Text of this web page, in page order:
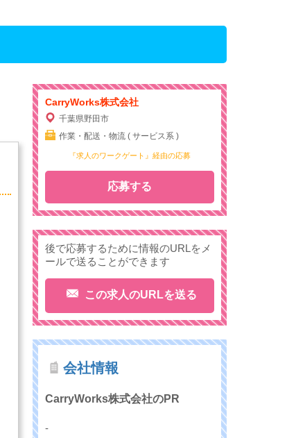
CarryWorks株式会社
千葉県野田市
作業・配送・物流 ( サービス系 )
『求人のワークゲート』経由の応募
応募する
後で応募するために情報のURLをメ
ールで送ることができます
この求人のURLを送る
会社情報
CarryWorks株式会社のPR
-